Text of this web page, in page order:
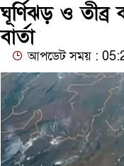
ঘূর্ণিঝড় ও
বার্তা
আপডেট সময় :